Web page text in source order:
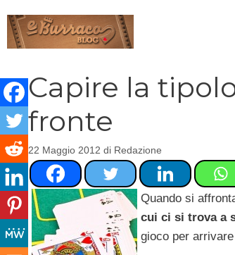
contenuto
Capire la
fronte
22 Maggio 2012 di Redazione
Quando si
cui ci si trova a
gioco per